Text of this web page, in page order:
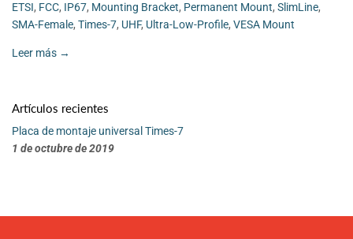
ETSI, FCC, IP67, Mounting Bracket, Permanent Mount, SlimLine,
SMA-Female, Times-7, UHF, Ultra-Low-Profile, VESA Mount
Leer más →
Artículos recientes
Placa de montaje universal Times-7
1 de octubre de 2019